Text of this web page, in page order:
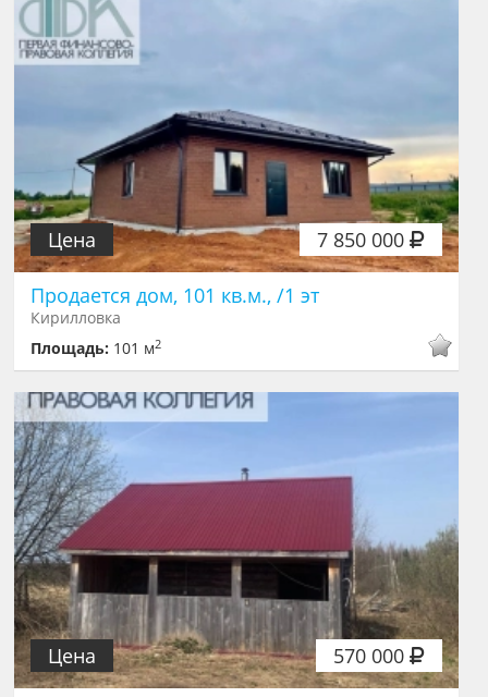
7 850 000
Цена
Продается дом, 101 кв.м., /1 эт
Кирилловка
Площадь: 101 м2
570 000
Цена